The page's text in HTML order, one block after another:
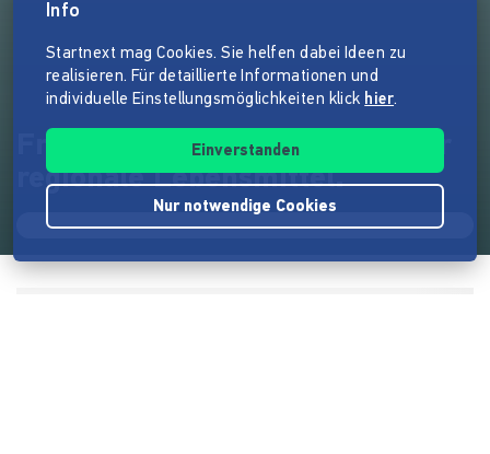
FrischesZeug, die Plattform für
regionale Lebensmittel.
Info
Startnext mag Cookies. Sie helfen dabei Ideen zu
realisieren. Für detaillierte Informationen und
individuelle Einstellungsmöglichkeiten klick hier.
Einverstanden
Nur notwendige Cookies